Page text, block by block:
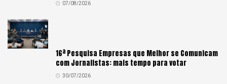
07/08/2026
16ª Pesquisa Empresas que Melhor se Comunicam
com Jornalistas: mais tempo para votar
30/07/2026